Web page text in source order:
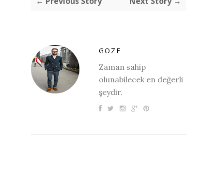
GOZE
Zaman sahip
olunabilecek en değerli
şeydir.